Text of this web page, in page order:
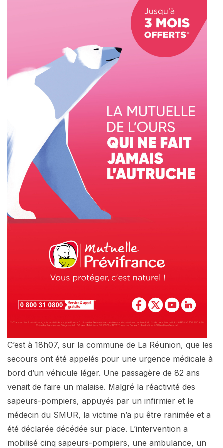
C’est à 18h07, sur la commune de La Réunion, que les
secours ont été appelés pour une urgence médicale à
bord d’un véhicule léger. Une passagère de 82 ans
venait de faire un malaise. Malgré la réactivité des
sapeurs-pompiers, appuyés par un infirmier et le
médecin du SMUR, la victime n’a pu être ranimée et a
été déclarée décédée sur place. L’intervention a
mobilisé cinq sapeurs-pompiers, une ambulance, un